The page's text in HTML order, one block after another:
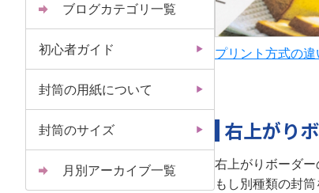
ブログカテゴリ一覧
初心者ガイド
封筒の用紙について
封筒のサイズ
月別アーカイブ一覧
プリント方式の
右上がり
右上がりボーダ
もし別種類の封